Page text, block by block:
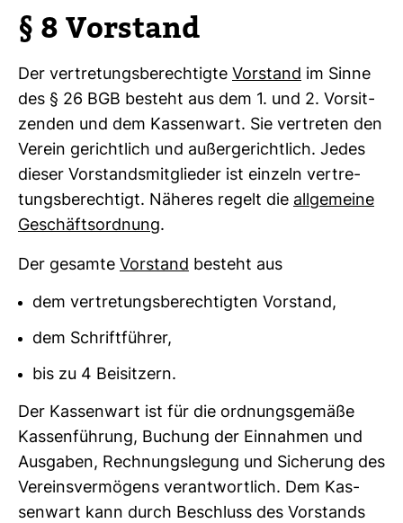
§ 8 Vor­stand
Der ver­tre­tungs­be­rech­tigte Vor­stand im Sinne
des § 26 BGB besteht aus dem 1. und 2. Vor­sit­
zenden und dem Kas­sen­wart. Sie ver­treten den
Verein gericht­lich und außer­ge­richt­lich. Jedes
dieser Vor­stands­mit­glieder ist ein­zeln ver­tre­
tungs­be­rech­tigt. Näheres regelt die all­ge­meine
Geschäfts­ord­nung.
Der gesamte Vor­stand besteht aus
dem vertretungsberechtigten Vorstand,
dem Schriftführer,
bis zu 4 Beisitzern.
Der Kas­sen­wart ist für die ord­nungs­ge­mäße
Kas­sen­füh­rung, Buchung der Ein­nahmen und
Aus­gaben, Rech­nungs­le­gung und Siche­rung des
Ver­eins­ver­mö­gens ver­ant­wort­lich. Dem Kas­
sen­wart kann durch Beschluss des Vor­stands